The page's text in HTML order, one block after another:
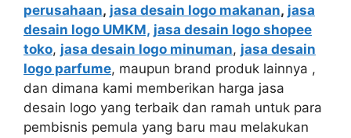
perusahaan, jasa desain logo makanan, jasa
desain logo UMKM, jasa desain logo shopee
toko, jasa desain logo minuman, jasa desain
logo parfume, maupun brand produk lainnya ,
dan dimana kami memberikan harga jasa
desain logo yang terbaik dan ramah untuk para
pembisnis pemula yang baru mau melakukan